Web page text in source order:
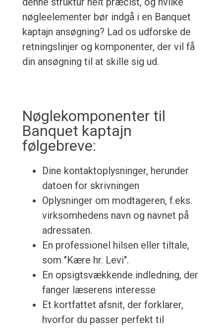
nøgleelementer bør indgå i en Banquet
kaptajn ansøgning? Lad os udforske de
retningslinjer og komponenter, der vil få
din ansøgning til at skille sig ud.
Nøglekomponenter til
Banquet kaptajn
følgebreve:
Dine kontaktoplysninger, herunder
datoen for skrivningen
Oplysninger om modtageren, f.eks.
virksomhedens navn og navnet på
adressaten.
En professionel hilsen eller tiltale,
som "Kære hr. Levi".
En opsigtsvækkende indledning, der
fanger læserens interesse
Et kortfattet afsnit, der forklarer,
hvorfor du passer perfekt til